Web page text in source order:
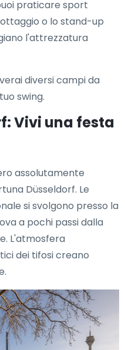
praticare sport
o lo stand-up
l'attrezzatura
diversi campi da
swing.
Vivi una festa
assolutamente
Düsseldorf. Le
si svolgono presso la
a pochi passi dalla
L'atmosfera
dei tifosi creano